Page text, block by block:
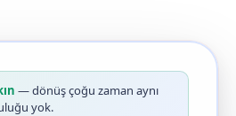
— dönüş çoğu zaman aynı
yok.